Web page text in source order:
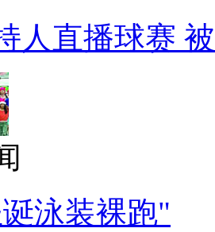
人直播球赛
泳装裸跑"